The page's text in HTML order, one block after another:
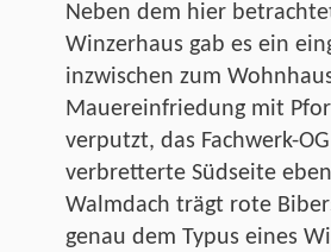
Neben dem hier
Winzerhaus gab es ein
inzwischen zum
Mauereinfriedung mit
verputzt, das Fachwerk-
verbretterte Südseite
Walmdach trägt rote
genau dem Typus eines